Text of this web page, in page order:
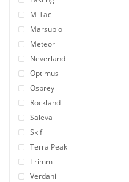
M-Tac
Marsupio
Meteor
Neverland
Optimus
Osprey
Rockland
Saleva
Skif
Terra Peak
Trimm
Verdani